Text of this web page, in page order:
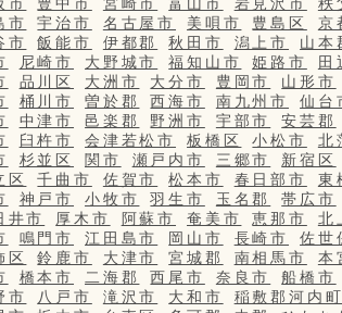
市 宇治市 名古屋市 美唄市 豊島区
京
市 飯能市 伊都郡 秋田市 潟上市
山本
尼崎市 大野城市 福知山市 姫路市
田
品川区 大洲市 大分市 豊岡市
山形市
桶川市 曽於郡 西海市 南九州市
仙台
中津市 邑楽郡 野洲市 宇部市
安芸郡
臼杵市 会津若松市 板橋区 小松市
北
杉並区 関市 瀬戸内市 三郷市
新宿区
区 千曲市 佐賀市 松本市 春日部市
東
神戸市 小牧市 羽生市 玉名郡
帯広市
井市 厚木市 阿蘇市 奄美市 恵那市
北
鳴門市 江田島市 岡山市 長崎市
佐世
区 鈴鹿市 大津市 宮城郡 南相馬市
本
橋本市 二海郡 西尾市 奈良市
船橋市
市 八戸市 滝沢市 大和市
稲敷郡河内町